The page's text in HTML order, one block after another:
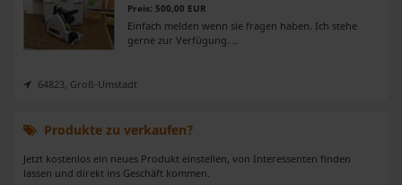
Preis: 500,00 EUR
Einfach melden wenn sie fragen haben. Ich stehe
gerne zur Verfügung. ..
64823, Groß-Umstadt
Produkte zu verkaufen?
Jetzt kostenlos ein neues Produkt einstellen, von Interessenten finden
lassen und direkt ins Geschäft kommen.